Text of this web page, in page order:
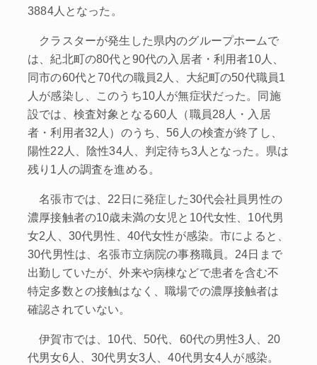
3884人となった。
クラスターが発生した県内のグループホームで
は、紀北町の80代と90代の入居者・利用者10人、
同市の60代と70代の職員2人、大紀町の50代職員1
人が感染し、このうち10人が無症状だった。同施
設では、検査対象となる60人（職員28人・入居
者・利用者32人）のうち、56人の検査が終了し、
陽性22人、陰性34人、判定待ち3人となった。県は
残り1人の調査を進める。
名張市では、22日に発症した30代会社員男性の
濃厚接触者の10歳未満の女児と10代女性、10代男
女2人、30代男性、40代女性が感染。市によると、
30代男性は、名張市立病院の事務職員。24日まで
出勤していたが、外来や病棟などで患者を含む不
特定多数との接触はなく、職場での濃厚接触者は
確認されていない。
伊賀市では、10代、50代、60代の男性3人、20
代男女6人、30代男女3人、40代男女4人が感染。